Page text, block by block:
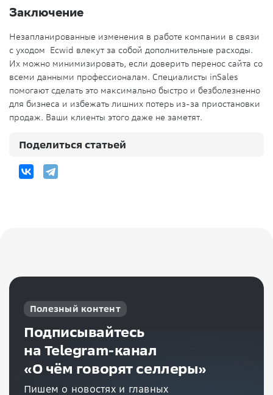
Заключение
Незапланированные изменения в работе компании в связи
с уходом Ecwid влекут за собой дополнительные расходы.
Их можно минимизировать, если доверить перенос сайта со
всеми данными профессионалам. Специалисты inSales
помогают сделать это максимально быстро и безболезненно
для бизнеса и избежать лишних потерь из-за приостановки
продаж. Ваши клиенты этого даже не заметят.
Поделиться статьей
Полезный контент
Подписывайтесь
на Telegram-канал
«О чём говорят селлеры»
Пишем о новостях и главных